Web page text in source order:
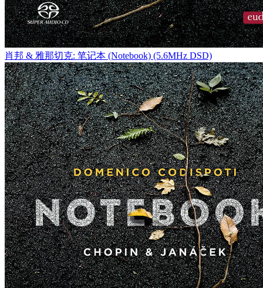
肖邦 & 雅那切克: 笔记本 (Notebook) (5.6MHz DSD)